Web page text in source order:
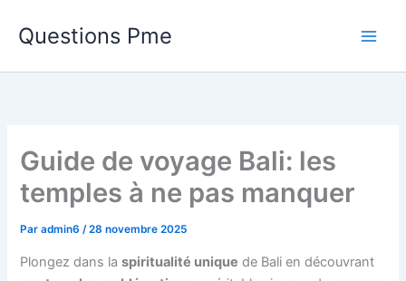
Questions Pme
Guide de voyage Bali: les
temples à ne pas manquer
Paradmin6/28 novembre 2025
Plongez dans laspiritualité unique de Bali en découvrant